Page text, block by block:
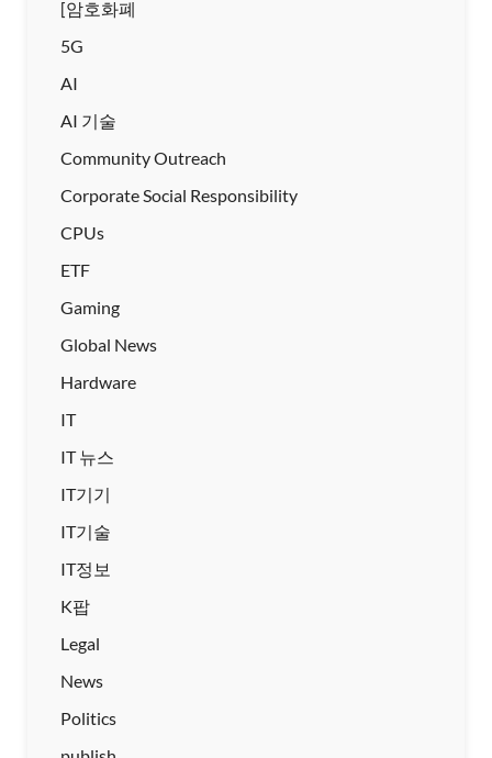
[암호화폐
5G
AI
AI 기술
Community Outreach
Corporate Social Responsibility
CPUs
ETF
Gaming
Global News
Hardware
IT
IT 뉴스
IT기기
IT기술
IT정보
K팝
Legal
News
Politics